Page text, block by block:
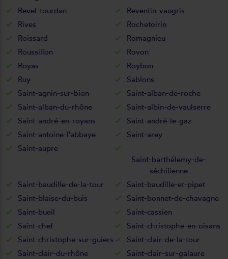
Revel-tourdan
Reventin-vaugris
Rives
Rochetoirin
Roissard
Romagnieu
Roussillon
Rovon
Royas
Roybon
Ruy
Sablons
Saint-agnin-sur-bion
Saint-alban-de-roche
Saint-alban-du-rhône
Saint-albin-de-vaulserre
Saint-andré-en-royans
Saint-andré-le-gaz
Saint-antoine-l'abbaye
Saint-arey
Saint-aupre
Saint-barthélemy-de-
séchilienne
Saint-baudille-de-la-tour
Saint-baudille-et-pipet
Saint-blaise-du-buis
Saint-bonnet-de-chavagne
Saint-bueil
Saint-cassien
Saint-chef
Saint-christophe-en-oisans
Saint-christophe-sur-guiers
Saint-clair-de-la-tour
Saint-clair-du-rhône
Saint-clair-sur-galaure